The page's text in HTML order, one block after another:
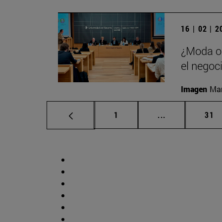
16 | 02 |
¿Moda
el
Imagen
Página
1 ... Páginas 31